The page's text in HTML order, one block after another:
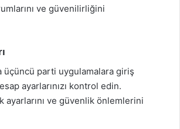
ve güvenilirliğini
üçüncü parti uygulamalara giriş
ayarlarınızı kontrol edin.
ayarlarını ve güvenlik önlemlerini